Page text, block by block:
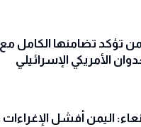
تؤكد تضامنها الكامل
الأمريكي الإسرائيلي
اليمن أفشل